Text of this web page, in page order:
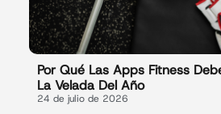
Por Qué Las Apps Fitness
La Velada Del Año
24 de julio de 2026